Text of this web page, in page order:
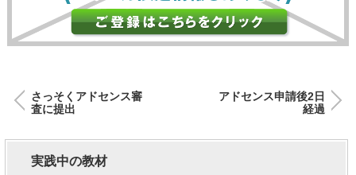
さっそくアドセンス審
査に提出
アドセンス申請後2日
経過
実践中の教材